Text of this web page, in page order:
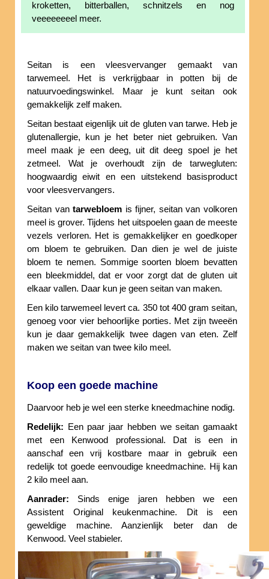
kroketten, bitterballen, schnitzels en nog
veeeeeeeel meer.
Seitan is een vleesvervanger gemaakt van
tarwemeel. Het is verkrijgbaar in potten bij de
natuurvoedingswinkel. Maar je kunt seitan ook
gemakkelijk zelf maken.
Seitan bestaat eigenlijk uit de gluten van tarwe. Heb je
glutenallergie, kun je het beter niet gebruiken. Van
meel maak je een deeg, uit dit deeg spoel je het
zetmeel. Wat je overhoudt zijn de tarwegluten:
hoogwaardig eiwit en een uitstekend basisproduct
voor vleesvervangers.
Seitan vantarwebloem is fijner, seitan van volkoren
meel is grover. Tijdens het uitspoelen gaan de meeste
vezels verloren. Het is gemakkelijker en goedkoper
om bloem te gebruiken. Dan dien je wel de juiste
bloem te nemen. Sommige soorten bloem bevatten
een bleekmiddel, dat er voor zorgt dat de gluten uit
elkaar vallen. Daar kun je geen seitan van maken.
Een kilo tarwemeel levert ca. 350 tot 400 gram seitan,
genoeg voor vier behoorlijke porties. Met zijn tweeën
kun je daar gemakkelijk twee dagen van eten. Zelf
maken we seitan van twee kilo meel.
Koop een goede machine
Daarvoor heb je wel een sterke kneedmachine nodig.
Redelijk: Een paar jaar hebben we seitan gamaakt
met een Kenwood professional. Dat is een in
aanschaf een vrij kostbare maar in gebruik een
redelijk tot goede eenvoudige kneedmachine. Hij kan
2 kilo meel aan.
Aanrader: Sinds enige jaren hebben we een
Assistent Original keukenmachine. Dit is een
geweldige machine. Aanzienlijk beter dan de
Kenwood. Veel stabieler.